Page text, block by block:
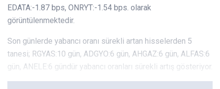
EDATA:-1.87 bps, ONRYT:-1.54 bps. olarak
görüntülenmektedir.
Son günlerde yabancı oranı sürekli artan hisselerden 5
tanesi; RGYAS:10 gün, ADGYO:6 gün, AHGAZ:6 gün, ALFAS:6
gün, ANELE:6 gündür yabancı oranları sürekli artış gösteriyor.